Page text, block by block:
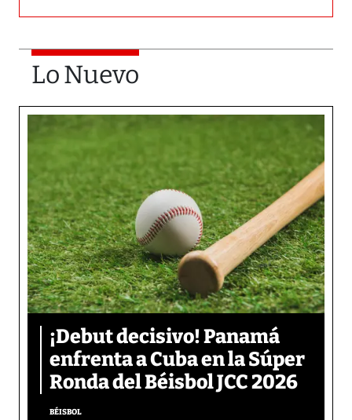
Lo Nuevo
¡Debut decisivo! Panamá
enfrenta a Cuba en la Súper
Ronda del Béisbol JCC 2026
BÉISBOL